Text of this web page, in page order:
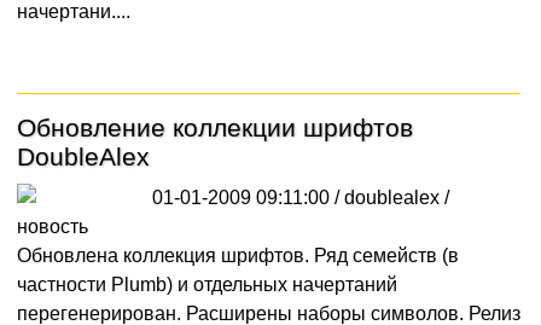
начертани....
Обновление коллекции шрифтов
DoubleAlex
01-01-2009 09:11:00 / doublealex /
новость
Обновлена коллекция шрифтов. Ряд семейств (в
частности Plumb) и отдельных начертаний
перегенерирован. Расширены наборы символов. Релиз